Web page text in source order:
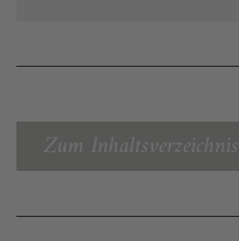
Zum Inhaltsverzeichnis